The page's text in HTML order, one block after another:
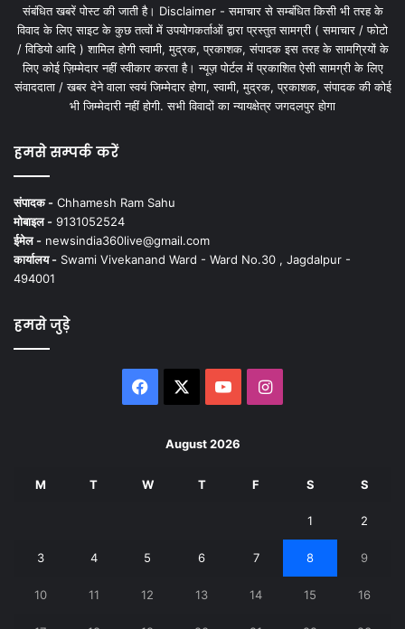
संबंधित खबरें पोस्ट की जाती है। Disclaimer - समाचार से सम्बंधित किसी भी तरह के
विवाद के लिए साइट के कुछ तत्वों में उपयोगकर्ताओं द्वारा प्रस्तुत सामग्री ( समाचार / फोटो
/ विडियो आदि ) शामिल होगी स्वामी, मुद्रक, प्रकाशक, संपादक इस तरह के सामग्रियों के
लिए कोई ज़िम्मेदार नहीं स्वीकार करता है। न्यूज़ पोर्टल में प्रकाशित ऐसी सामग्री के लिए
संवाददाता / खबर देने वाला स्वयं जिम्मेदार होगा, स्वामी, मुद्रक, प्रकाशक, संपादक की कोई
भी जिम्मेदारी नहीं होगी. सभी विवादों का न्यायक्षेत्र जगदलपुर होगा
हमसे सम्पर्क करें
संपादक - Chhamesh Ram Sahu
मोबाइल - 9131052524
ईमेल - newsindia360live@gmail.com
कार्यालय - Swami Vivekanand Ward - Ward No.30 , Jagdalpur -
494001
हमसे जुड़े
Facebook YouTubeInstagram
August 2026
M T W T F S S
1 2
3 4 5 6 7 8 9
10 11 12 13 14 15 16